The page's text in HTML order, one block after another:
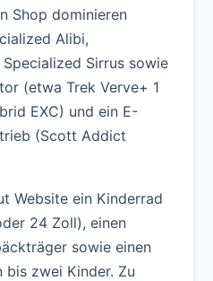
Shop dominieren
Alibi,
Sirrus sowie
(etwa Trek Verve+ 1
EXC) und ein E-
(Scott Addict
Website ein Kinderrad
24 Zoll), einen
sowie einen
bis zwei Kinder. Zu